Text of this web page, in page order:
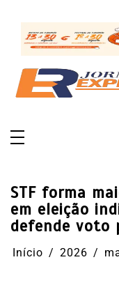
conteúdo
STF forma
em eleição
defende voto
Início 2026